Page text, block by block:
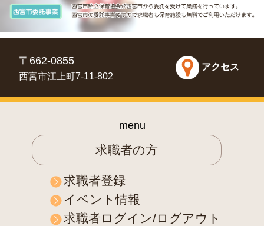
〒662-0855
西宮市江上町7-11-802
アクセス
menu
求職者の方
求職者登録
イベント情報
求職者ログイン/ログアウト